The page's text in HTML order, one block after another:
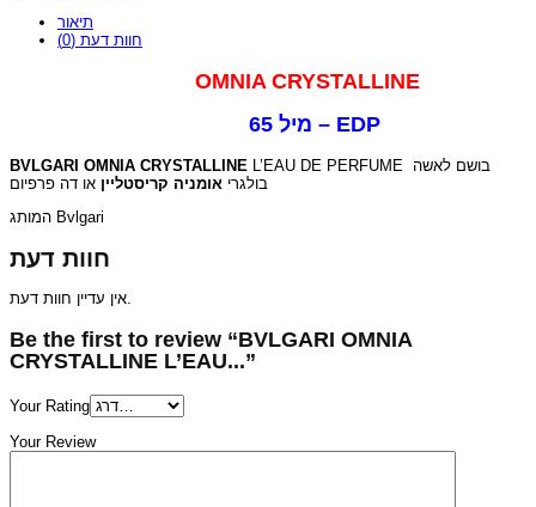
תיאור
חוות דעת (0)
OMNIA CRYSTALLINE
65 מיל – EDP
BVLGARI OMNIA CRYSTALLINE L’EAU DE PERFUME בושם לאשה
בולגרי אומניה קריסטליין או דה פרפיום
המותג Bvlgari
חוות דעת
אין עדיין חוות דעת.
Be the first to review “BVLGARI OMNIA
CRYSTALLINE L’EAU...”
Your Rating
Your Review